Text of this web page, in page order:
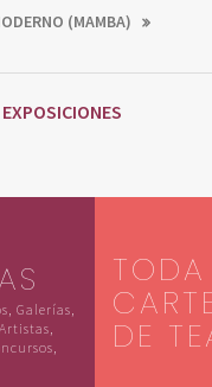
(MAMBA)
EXPOSICIONES
Galerías,
DE